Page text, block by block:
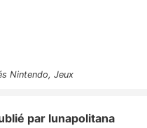
Nintendo, Jeux
par lunapolitana